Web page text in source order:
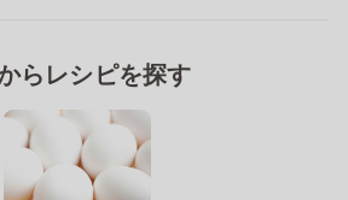
らレシピを探す